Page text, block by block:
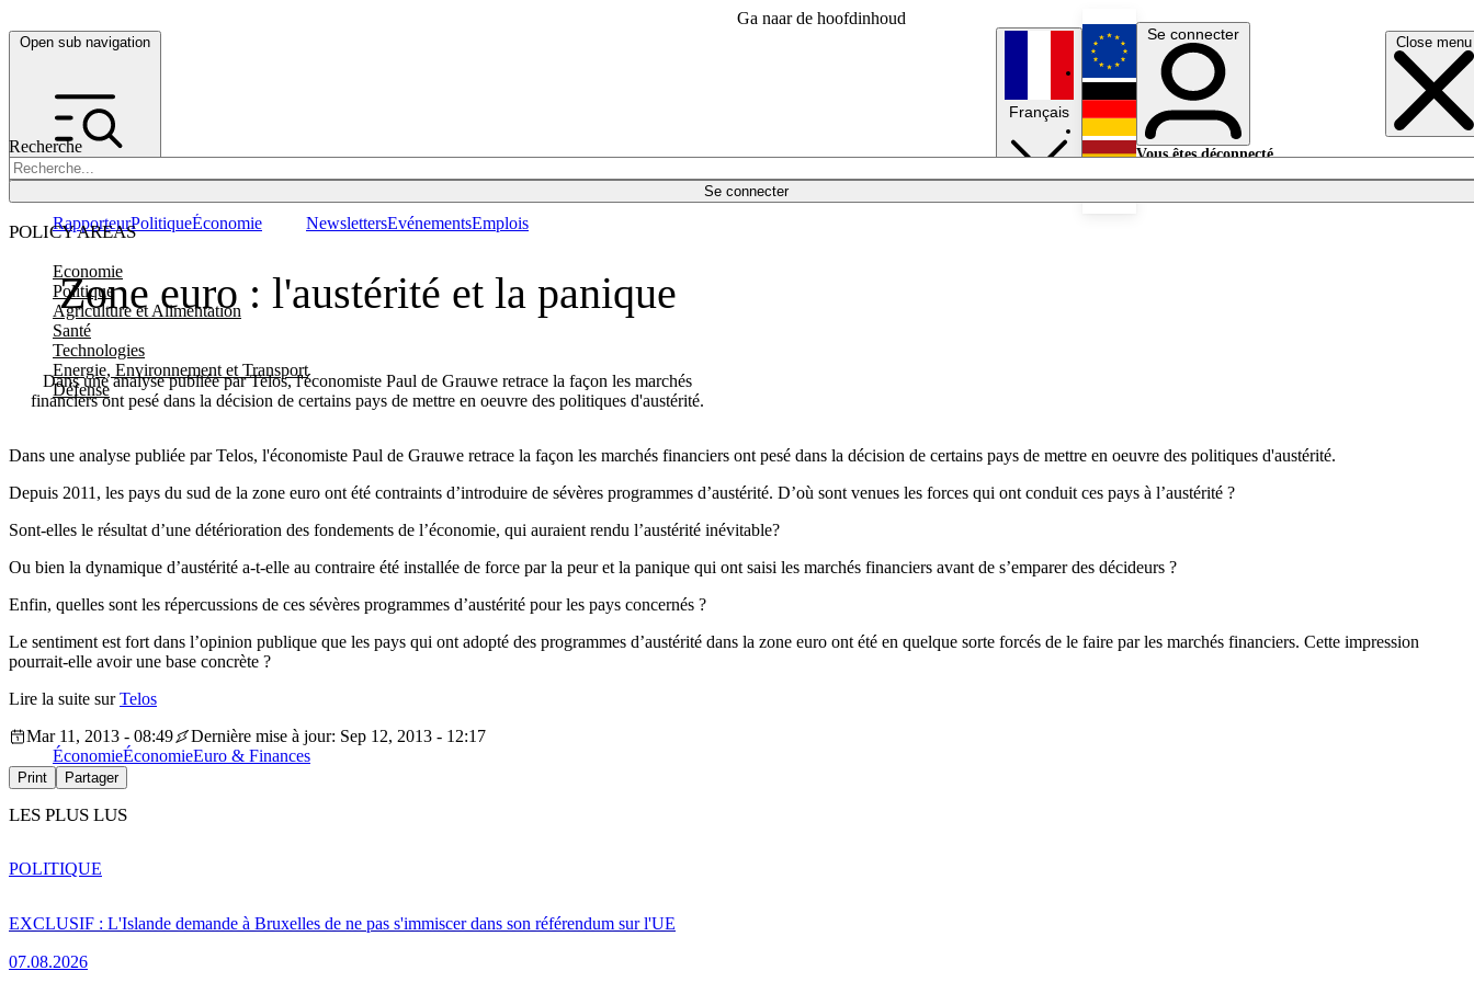
Ga naar de hoofdinhoud
Open sub navigation Close menu
Recherche
Se connecter
POLICY AREAS
Economie
Politique
Agriculture et Alimentation
Santé
Technologies
Energie, Environnement et Transport
Défense
RapporteurPolitiqueÉconomie NewslettersEvénementsEmplois
Français
English
Deutsch
Se connecter
Vous êtes déconnecté.
Zone euro : l'austérité et la panique
Dans une analyse publiée par Telos, l'économiste Paul de Grauwe retrace la façon les marchés
financiers ont pesé dans la décision de certains pays de mettre en oeuvre des politiques d'austérité.
Dans une analyse publiée par Telos, l'économiste Paul de Grauwe retrace la façon les marchés financiers ont pesé dans la décision de certains pays de mettre en oeuvre des politiques d'austérité.
Depuis 2011, les pays du sud de la zone euro ont été contraints d’introduire de sévères programmes d’austérité. D’où sont venues les forces qui ont conduit ces pays à l’austérité ?
Sont-elles le résultat d’une détérioration des fondements de l’économie, qui auraient rendu l’austérité inévitable?
Ou bien la dynamique d’austérité a-t-elle au contraire été installée de force par la peur et la panique qui ont saisi les marchés financiers avant de s’emparer des décideurs ?
Enfin, quelles sont les répercussions de ces sévères programmes d’austérité pour les pays concernés ?
Le sentiment est fort dans l’opinion publique que les pays qui ont adopté des programmes d’austérité dans la zone euro ont été en quelque sorte forcés de le faire par les marchés financiers. Cette impression
pourrait-elle avoir une base concrète ?
Lire la suite surTelos
Mar 11, 2013 - 08:49
Dernière mise à jour: Sep 12, 2013 - 12:17
ÉconomieÉconomieEuro & Finances
Print Partager
LES PLUS LUS
EXCLUSIF : L'Islande demande à Bruxelles de ne pas s'immiscer dans son référendum sur l'UE
07.08.2026
POLITIQUE